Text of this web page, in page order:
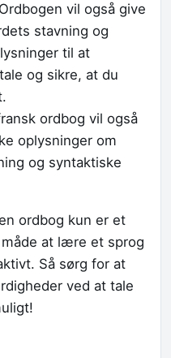
vil også give
stavning og
til at
og sikre, at du
ordbog vil også
oplysninger om
og syntaktiske
ordbog kun er et
at lære et sprog
Så sørg for at
ved at tale